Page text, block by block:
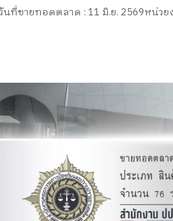
นที่ขายทอดตลาด : 11 มิ.ย. 2569หน่วย